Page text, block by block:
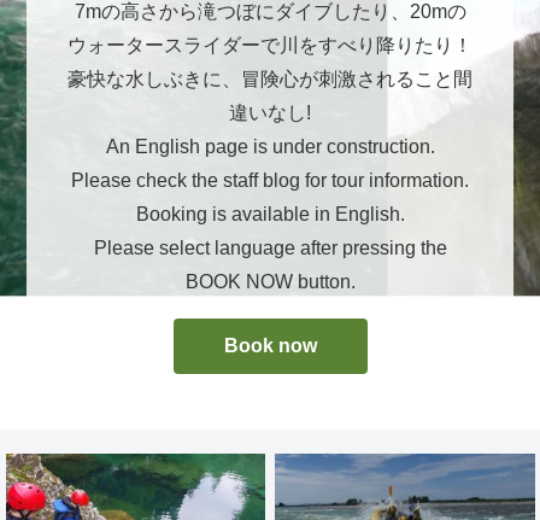
7mの高さから滝つぼにダイブしたり、20mの
ウォータースライダーで川をすべり降りたり！
豪快な水しぶきに、冒険心が刺激されること間
違いなし!
An English page is under construction.
Please check the staff blog for tour information.
Booking is available in English.
Please select language after pressing the
BOOK NOW button.
Book now